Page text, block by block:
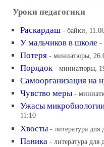
Уроки педагогики
Раскардаш - байки,
У мальчиков в школе -
Потеря - миниатюры,
Порядок - миниатюры,
Самоорганизация на
Чувство меры -
Ужасы
11:10
Хвосты - литература для
Паника - литература для